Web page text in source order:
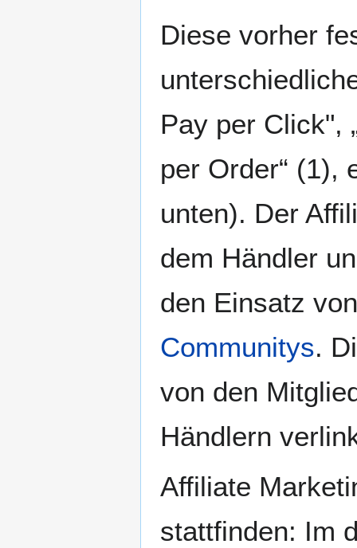
Diese vorher
Pay per Click",
per Order“ (1),
unten). Der
dem Händler
den Einsatz
Communitys.
von den
Händlern
Affiliate
stattfinden: Im